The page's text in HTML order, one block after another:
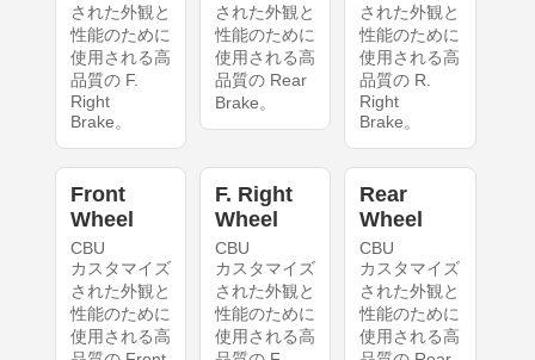
された外観と
性能のために
使用される高
品質の F.
Right
Brake。
された外観と
性能のために
使用される高
品質の Rear
Brake。
された外観と
性能のために
使用される高
品質の R.
Right
Brake。
Front
Wheel
CBU
カスタマイズ
された外観と
性能のために
使用される高
F. Right
Wheel
CBU
カスタマイズ
された外観と
性能のために
使用される高
Rear
Wheel
CBU
カスタマイズ
された外観と
性能のために
使用される高